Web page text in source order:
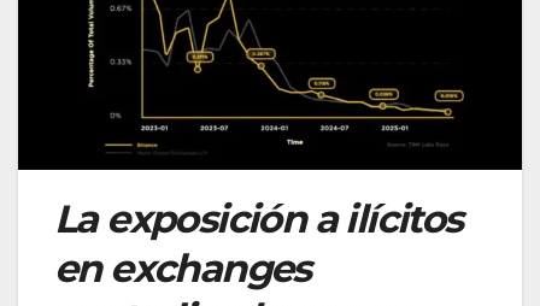
La exposición a ilícitos
en exchanges